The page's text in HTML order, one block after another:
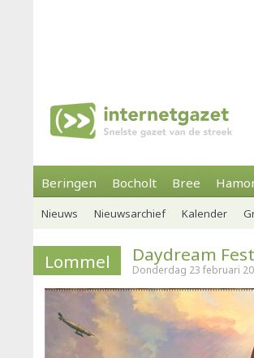
Beringen Bocholt Bree
Nieuws Nieuwsarchief Kalender
Lommel Daydream
Donderdag 23 februari